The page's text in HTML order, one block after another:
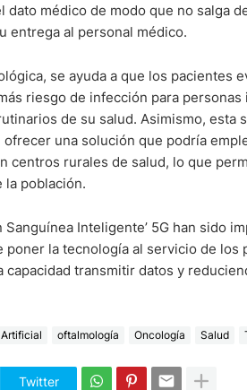
dato médico de modo que no salga
entrega al personal médico.
se ayuda a que los pacientes
riesgo de infección para
de su salud. Asimismo, esta
una solución que podría
centros rurales de salud, lo que
la población.
Sanguínea Inteligente’ 5G han sido
poner la tecnología al servicio de
capacidad transmitir datos y
oftalmología Oncología Salud
Twitter